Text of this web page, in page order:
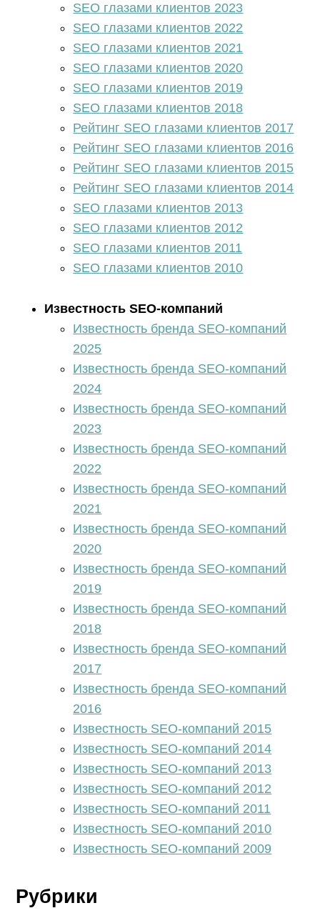
SEO глазами клиентов 2023
SEO глазами клиентов 2022
SEO глазами клиентов 2021
SEO глазами клиентов 2020
SEO глазами клиентов 2019
SEO глазами клиентов 2018
Рейтинг SEO глазами клиентов 2017
Рейтинг SEO глазами клиентов 2016
Рейтинг SEO глазами клиентов 2015
Рейтинг SEO глазами клиентов 2014
SEO глазами клиентов 2013
SEO глазами клиентов 2012
SEO глазами клиентов 2011
SEO глазами клиентов 2010
Известность SEO-компаний
Известность бренда SEO-компаний
2025
Известность бренда SEO-компаний
2024
Известность бренда SEO-компаний
2023
Известность бренда SEO-компаний
2022
Известность бренда SEO-компаний
2021
Известность бренда SEO-компаний
2020
Известность бренда SEO-компаний
2019
Известность бренда SEO-компаний
2018
Известность бренда SEO-компаний
2017
Известность бренда SEO-компаний
2016
Известность SEO-компаний 2015
Известность SEO-компаний 2014
Известность SEO-компаний 2013
Известность SEO-компаний 2012
Известность SEO-компаний 2011
Известность SEO-компаний 2010
Известность SEO-компаний 2009
Рубрики